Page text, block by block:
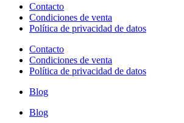
Contacto
Condiciones de venta
Política de privacidad de datos
Contacto
Condiciones de venta
Política de privacidad de datos
Blog
Blog